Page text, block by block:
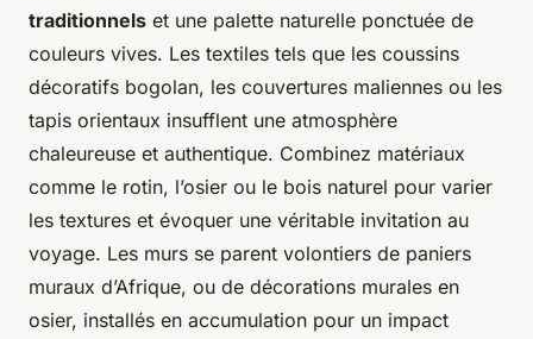
traditionnels et une palette naturelle ponctuée de
couleurs vives. Les textiles tels que les coussins
décoratifs bogolan, les couvertures maliennes ou les
tapis orientaux insufflent une atmosphère
chaleureuse et authentique. Combinez matériaux
comme le rotin, l’osier ou le bois naturel pour varier
les textures et évoquer une véritable invitation au
voyage. Les murs se parent volontiers de paniers
muraux d’Afrique, ou de décorations murales en
osier, installés en accumulation pour un impact